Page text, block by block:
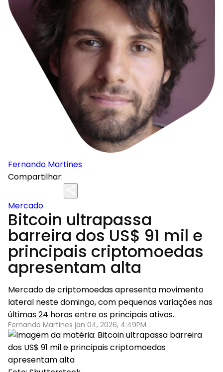
Fernando Martines
Mercado
Bitcoin ultrapassa
barreira dos US$ 91 mil e
principais criptomoedas
apresentam alta
Mercado de criptomoedas apresenta movimento
lateral neste domingo, com pequenas variações nas
últimas 24 horas entre os principais ativos.
Fernando Martines jan 04, 2026, 4:49PM